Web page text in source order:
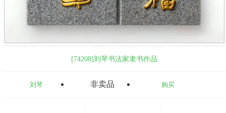
[74208]刘琴书法家隶书作品
刘琴 非卖品 购买